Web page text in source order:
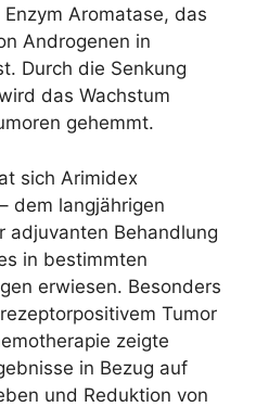
Aromatase, das
Androgenen in
Durch die Senkung
das Wachstum
gehemmt.
sich Arimidex
dem langjährigen
adjuvanten Behandlung
in bestimmten
erwiesen. Besonders
Tumor
zeigte
in Bezug auf
und Reduktion von